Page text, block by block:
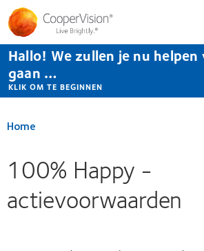
Overslaan
en
naar
de
inhoud
gaan
Hallo! We zullen je nu
gaan …
KLIK OM TE BEGINNEN
Home
100% Happy -
actievoorwaarden